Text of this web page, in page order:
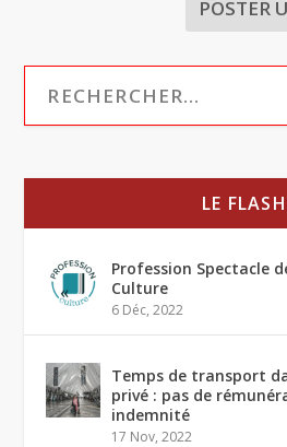
LE FLASH
Profession Spectacle
Culture
6 Déc, 2022
Temps de transport
privé : pas de
indemnité
17 Nov, 2022